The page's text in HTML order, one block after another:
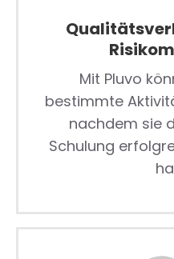
Mit Pluvo
bestimmte
nachdem sie
Schulung